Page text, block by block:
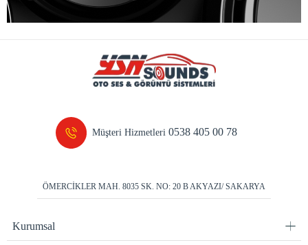
Müşteri Hizmetleri0538 405 00 78
ÖMERCİKLER MAH. 8035 SK. NO: 20 B AKYAZI/ SAKARYA
Kurumsal